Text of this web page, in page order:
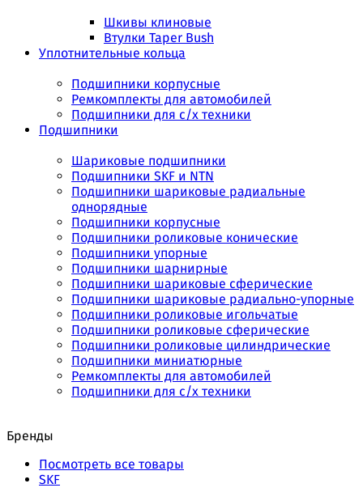
Шкивы клиновые
Втулки Taper Bush
Уплотнительные кольца
Подшипники корпусные
Ремкомплекты для автомобилей
Подшипники для с/х техники
Подшипники
Шариковые подшипники
Подшипники SKF и NTN
Подшипники шариковые радиальные
однорядные
Подшипники корпусные
Подшипники роликовые конические
Подшипники упорные
Подшипники шарнирные
Подшипники шариковые сферические
Подшипники шариковые радиально-упорные
Подшипники роликовые игольчатые
Подшипники роликовые сферические
Подшипники роликовые цилиндрические
Подшипники миниатюрные
Ремкомплекты для автомобилей
Подшипники для с/х техники
Бренды
Посмотреть все товары
SKF